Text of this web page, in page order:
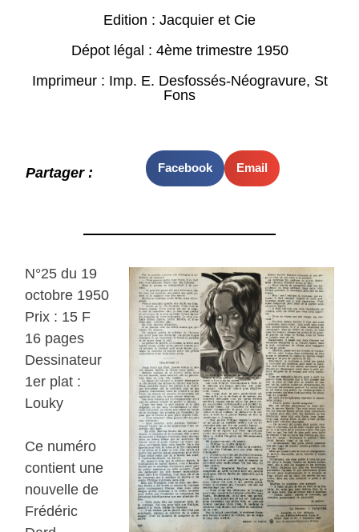
Edition : Jacquier et Cie
Dépot légal : 4ème trimestre 1950
Imprimeur : Imp. E. Desfossés-Néogravure, St
Fons
Partager : Facebook Email
N°25 du 19
octobre 1950
Prix : 15 F
16 pages
Dessinateur
1er plat :
Louky
Ce numéro
contient une
nouvelle de
Frédéric